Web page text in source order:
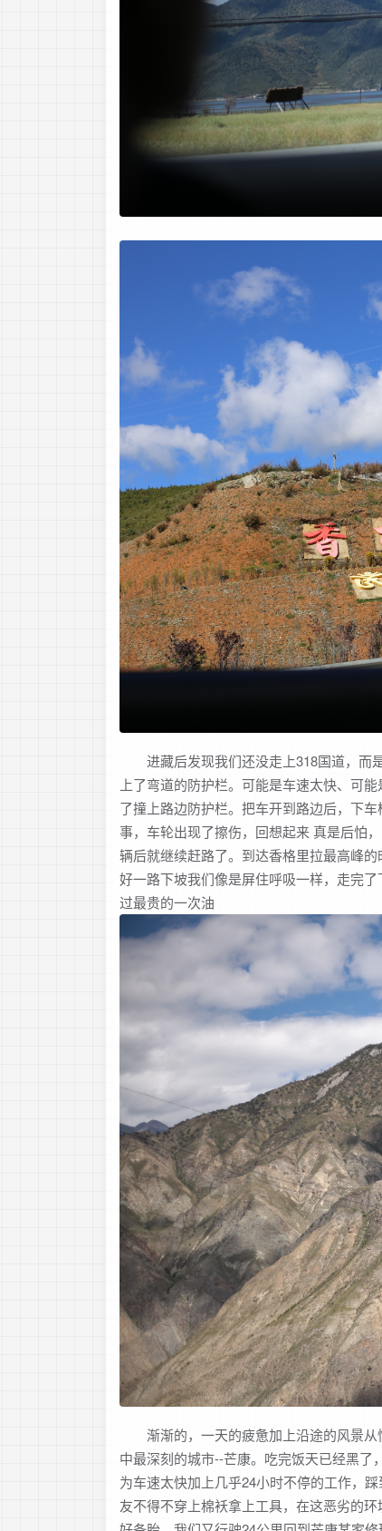
进藏后发现我们还没走上318国道，而
上了弯道的防护栏。可能是车速太快、可
了撞上路边防护栏。把车开到路边后，下
事，车轮出现了擦伤，回想起来 真是后怕
辆后就继续赶路了。到达香格里拉最高峰
好一路下坡我们像是屏住呼吸一样，走完
过最贵的一次油
渐渐的，一天的疲惫加上沿途的风景从
中最深刻的城市--芒康。吃完饭天已经黑
为车速太快加上几乎24小时不停的工作，
友不得不穿上棉袄拿上工具，在这恶劣的